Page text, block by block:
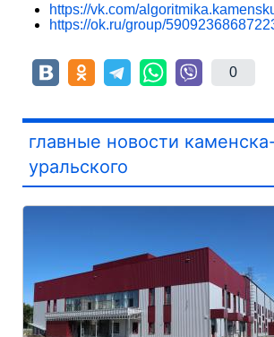
https://vk.com/
https://ok.ru/group/
0
главные новости
уральского